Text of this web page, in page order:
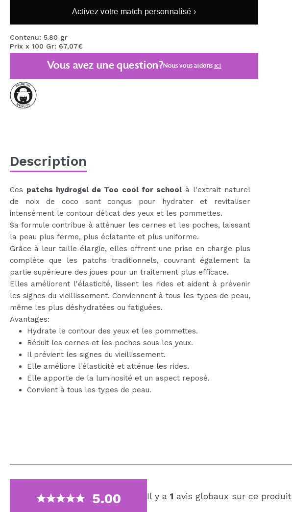
MAQUIFARMA
TRAVEL SIZE
NATURE
OFFRES
BIENTÔT DISPONIBLE
Activez votre match personnalisé ›
Contenu: 5.80 gr
Prix x 100 Gr: 67,07€
Vous avez une question?Nous vous aidons ici
Description
Ces patchs hydrogel de Too cool for schoolà l'extrait naturel
de noix de coco sont conçus pour hydrater et revitaliser
intensément le contour délicat des yeux et les pommettes.
Sa formule contribue à atténuer les cernes et les poches, laissant
la peau plus ferme, plus éclatante et plus uniforme.
Grâce à leur taille élargie, elles offrent une prise en charge plus
complète que les patchs traditionnels, couvrant également la
partie supérieure des joues pour un traitement plus efficace.
Elles améliorent l'élasticité, lissent les rides et aident à prévenir
les signes du vieillissement. Conviennent à tous les types de peau,
même les plus déshydratées ou fatiguées.
Avantages:
Hydrate le contour des yeux et les pommettes.
Réduit les cernes et les poches sous les yeux.
Il prévient les signes du vieillissement.
Elle améliore l'élasticité et atténue les rides.
Elle apporte de la luminosité et un aspect reposé.
Convient à tous les types de peau.
5.00 Il y a 1 avis globaux sur ce produit